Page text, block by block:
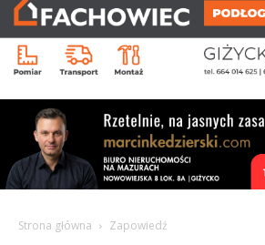
Strona główna Zapowiedź